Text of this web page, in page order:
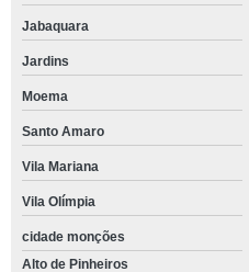
Jabaquara
Jardins
Moema
Santo Amaro
Vila Mariana
Vila Olímpia
cidade monções
Alto de Pinheiros